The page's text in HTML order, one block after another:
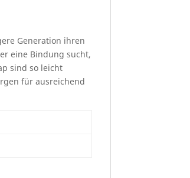
Generation ihren
eine Bindung sucht,
sind so leicht
für ausreichend